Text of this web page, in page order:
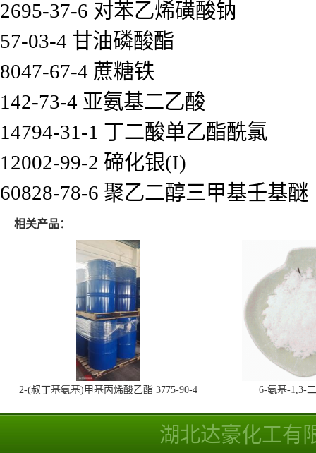
2695-37-6 对苯乙烯磺酸钠
57-03-4 甘油磷酸酯
8047-67-4 蔗糖铁
142-73-4 亚氨基二乙酸
14794-31-1 丁二酸单乙酯酰氯
12002-99-2 碲化银(I)
60828-78-6 聚乙二醇三甲基壬基醚
相关产品：
2-(叔丁基氨基)甲基丙烯酸乙酯 3775-90-4 6-氨基-1,3-
湖北达豪化工有